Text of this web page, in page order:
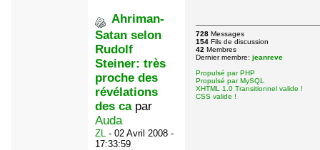
Ahriman-
Satan selon
Rudolf
Steiner: très
proche des
révélations
des capar
Auda
ZL - 02 Avril 2008 -
17:33:59
728 Messages
154 Fils de discussion
42 Membres
Dernier membre: jeanreve
Propulsé par PHP
Propulsé par MySQL
XHTML 1.0 Transitionnel valide !
CSS valide !